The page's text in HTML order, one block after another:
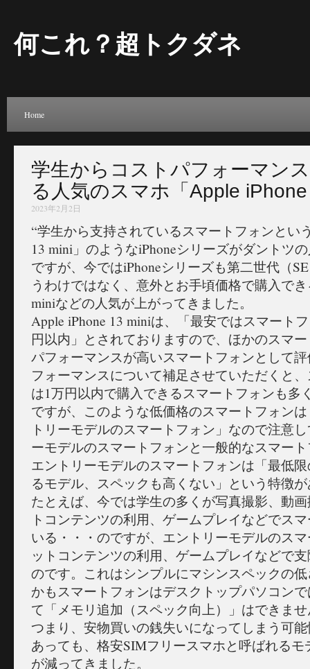
何これ？超トクダネ
Home
学生からコストパフォーマン
る人気のスマホ「Apple
2023年2月2日
“学生から支持されているスマートフォンとい
13 mini」のようなiPhoneシリーズがダントツ
ですが、今ではiPhoneシリーズも第二世代（
うわけではなく、意外とお手頃価格で購入で
miniなどの人気が上がってきました。
Apple iPhone 13 miniは、「最安ではスマート
円以内」とされておりますので、ほかのスマ
パフォーマンスが高いスマートフォンとして
フォーマンスについて補足させていただくと
は1万円以内で購入できるスマートフォンも多
ですが、このような低価格のスマートフォン
トリーモデルのスマートフォン」なので注意
ーモデルのスマートフォンと一般的なスマー
エントリーモデルのスマートフォンは「最低
るモデル、スペックも高くない」という特徴
たとえば、今では学生の多くが写真撮影、動
トコンテンツの利用、ゲームプレイなどでス
いる・・・のですが、エントリーモデルのス
ットコンテンツの利用、ゲームプレイなどで
のです。これはシンプルにマシンスペックの
かもスマートフォンはデスクトップパソコン
て「メモリ追加（スペック向上）」はできま
つまり、安物買いの銭失いになってしまう可
あっても、格安SIMフリースマホと呼ばれる
が減ってきました。